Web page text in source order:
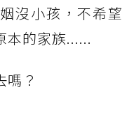
沒小孩，不希望
本的家族......
嗎？